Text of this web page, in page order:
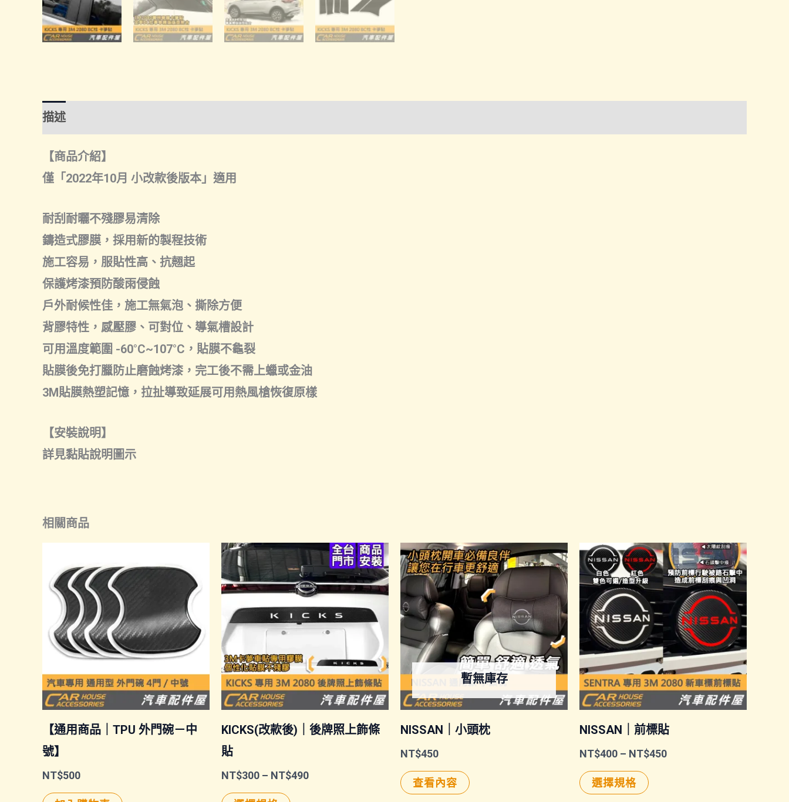
描述
【商品介紹】
僅「2022年10月 小改款後版本」適用
耐刮耐曬不殘膠易清除
鑄造式膠膜，採用新的製程技術
施工容易，服貼性高、抗翹起
保護烤漆預防酸雨侵蝕
戶外耐候性佳，施工無氣泡、撕除方便
背膠特性，感壓膠、可對位、導氣槽設計
可用溫度範圍 -60°C~107°C，貼膜不龜裂
貼膜後免打臘防止磨蝕烤漆，完工後不需上蠟或金油
3M貼膜熱塑記憶，拉扯導致延展可用熱風槍恢復原樣
【安裝說明】
詳見黏貼說明圖示
相關商品
【通用商品｜TPU 外門碗－中
號】
NT$500
KICKS(改款後)｜後牌照上飾條
貼
NT$300 – NT$490價
此
暫無庫存
NISSAN｜小頭枕
NT$450
查看內容
NISSAN｜前標貼
NT$400 – NT$450價
選擇規格
此